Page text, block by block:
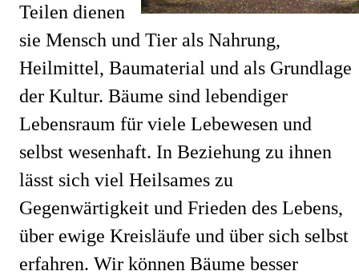
Teilen dienen
sie Mensch und Tier als Nahrung,
Heilmittel, Baumaterial und als Grundlage
der Kultur. Bäume sind lebendiger
Lebensraum für viele Lebewesen und
selbst wesenhaft. In Beziehung zu ihnen
lässt sich viel Heilsames zu
Gegenwärtigkeit und Frieden des Lebens,
über ewige Kreisläufe und über sich selbst
erfahren. Wir können Bäume besser